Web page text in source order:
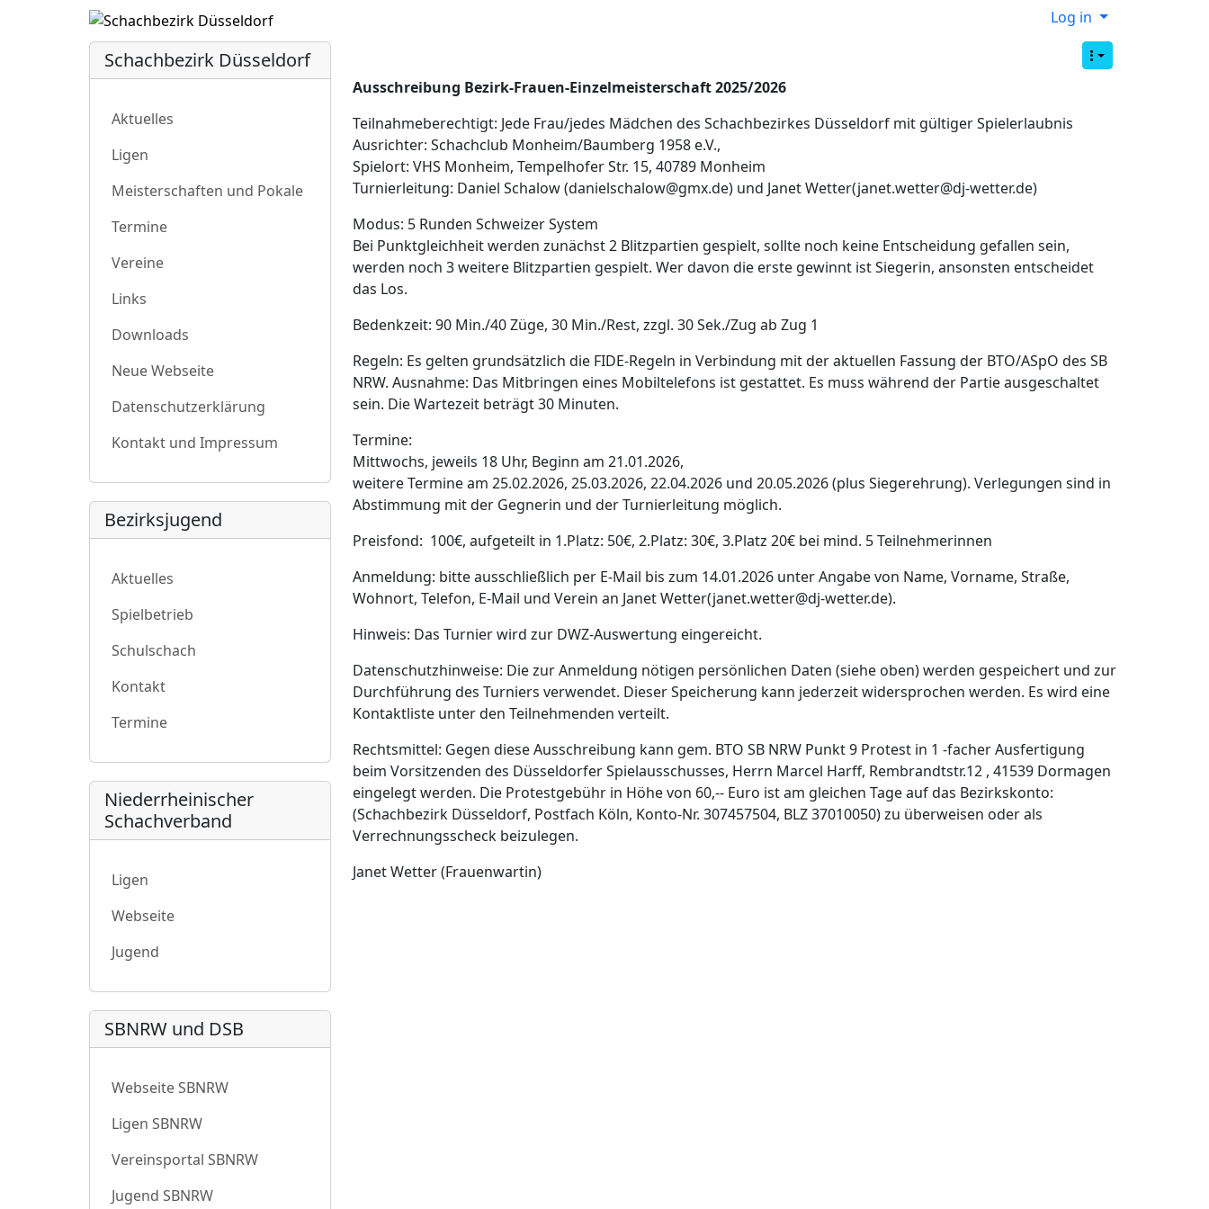
Log in
Ausschreibung Bezirk-Frauen-Einzelmeisterschaft 2025/2026
Teilnahmeberechtigt: Jede Frau/jedes Mädchen des Schachbezirkes Düsseldorf mit gültiger Spielerlaubnis
Ausrichter: Schachclub Monheim/Baumberg 1958 e.V.,
Spielort: VHS Monheim, Tempelhofer Str. 15, 40789 Monheim
Turnierleitung: Daniel Schalow (danielschalow@gmx.de) und Janet Wetter(janet.wetter@dj-wetter.de)
Modus: 5 Runden Schweizer System
Bei Punktgleichheit werden zunächst 2 Blitzpartien gespielt, sollte noch keine Entscheidung gefallen sein,
werden noch 3 weitere Blitzpartien gespielt. Wer davon die erste gewinnt ist Siegerin, ansonsten entscheidet
das Los.
Bedenkzeit: 90 Min./40 Züge, 30 Min./Rest, zzgl. 30 Sek./Zug ab Zug 1
Regeln: Es gelten grundsätzlich die FIDE-Regeln in Verbindung mit der aktuellen Fassung der BTO/ASpO des SB
NRW. Ausnahme: Das Mitbringen eines Mobiltelefons ist gestattet. Es muss während der Partie ausgeschaltet
sein. Die Wartezeit beträgt 30 Minuten.
Termine:
Mittwochs, jeweils 18 Uhr, Beginn am 21.01.2026,
weitere Termine am 25.02.2026, 25.03.2026, 22.04.2026 und 20.05.2026 (plus Siegerehrung). Verlegungen sind in
Abstimmung mit der Gegnerin und der Turnierleitung möglich.
Preisfond: 100€, aufgeteilt in 1.Platz: 50€, 2.Platz: 30€, 3.Platz 20€ bei mind. 5 Teilnehmerinnen
Anmeldung: bitte ausschließlich per E-Mail bis zum 14.01.2026 unter Angabe von Name, Vorname, Straße,
Wohnort, Telefon, E-Mail und Verein an Janet Wetter(janet.wetter@dj-wetter.de).
Hinweis: Das Turnier wird zur DWZ-Auswertung eingereicht.
Datenschutzhinweise: Die zur Anmeldung nötigen persönlichen Daten (siehe oben) werden gespeichert und zur
Durchführung des Turniers verwendet. Dieser Speicherung kann jederzeit widersprochen werden. Es wird eine
Kontaktliste unter den Teilnehmenden verteilt.
Rechtsmittel: Gegen diese Ausschreibung kann gem. BTO SB NRW Punkt 9 Protest in 1 -facher Ausfertigung
beim Vorsitzenden des Düsseldorfer Spielausschusses, Herrn Marcel Harff, Rembrandtstr.12 , 41539 Dormagen
eingelegt werden. Die Protestgebühr in Höhe von 60,-- Euro ist am gleichen Tage auf das Bezirkskonto:
(Schachbezirk Düsseldorf, Postfach Köln, Konto-Nr. 307457504, BLZ 37010050) zu überweisen oder als
Verrechnungsscheck beizulegen.
Janet Wetter (Frauenwartin)
Schachbezirk Düsseldorf
Aktuelles
Ligen
Meisterschaften und Pokale
Termine
Vereine
Links
Downloads
Neue Webseite
Datenschutzerklärung
Kontakt und Impressum
Bezirksjugend
Aktuelles
Spielbetrieb
Schulschach
Kontakt
Termine
Niederrheinischer
Schachverband
Ligen
Webseite
Jugend
SBNRW und DSB
Webseite SBNRW
Ligen SBNRW
Vereinsportal SBNRW
Jugend SBNRW